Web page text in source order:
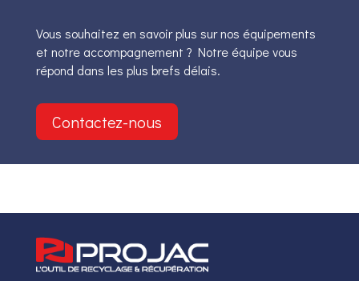
Vous souhaitez en savoir plus sur nos équipements
et notre accompagnement ? Notre équipe vous
répond dans les plus brefs délais.
Contactez-nous